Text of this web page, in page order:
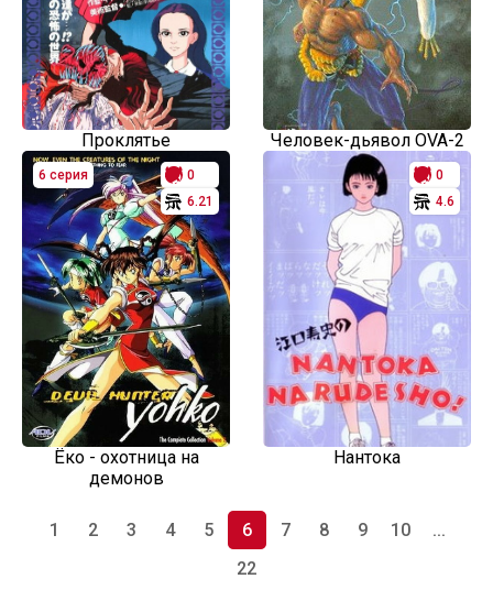
Проклятье Человек-дьявол OVA-2
6 серия
0
6.21
Ёко - охотница на
демонов
0
4.6
Нантока
1 2 3 4 5 6 7 8 9 10
...
22